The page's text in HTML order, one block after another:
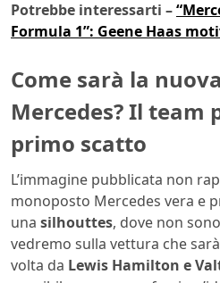
Potrebbe interessarti –
Formula 1”: Geene Haas
Come sarà la
Mercedes? Il team
primo scatto
L’immagine pubblicata non
monoposto Mercedes vera e
una silhouttes, dove non
vedremo sulla vettura che
volta da Lewis Hamilton e